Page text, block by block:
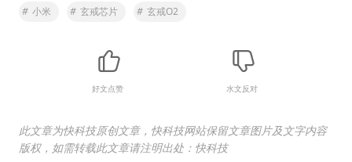
# 小米 # 玄戒芯片 # 玄戒O2
好文点赞 水文反对
此文章为快科技原创文章，快科技网站保留文章图片及文字内容
版权，如需转载此文章请注明出处：快科技